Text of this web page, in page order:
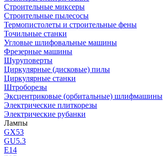
Строительные миксеры
Строительные пылесосы
Термопистолеты и строительные фены
Точильные станки
Угловые шлифовальные машины
Фрезерные машины
Шуруповерты
Циркулярные (дисковые) пилы
Циркулярные станки
Штроборезы
Эксцентриковые (орбитальные) шлифмашины
Электрические плиткорезы
Электрические рубанки
Лампы
GX53
GU5.3
Е14